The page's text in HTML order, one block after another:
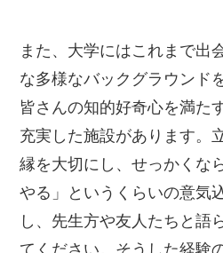
また、大学にはこれまで出
な多様なバックグラウンド
皆さんの知的好奇心を満た
充実した施設があります。
縁を大切にし、せっかくな
やる」というくらいの意気
し、先生方や友人たちと語
てください。そうした経験